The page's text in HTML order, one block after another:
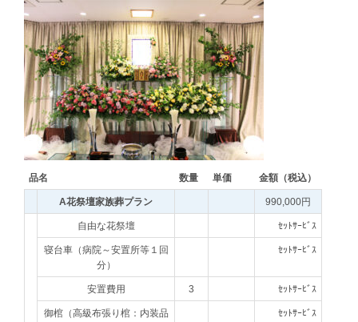
品名 数量 単価 金額（税込）
A花祭壇家族葬プラン 990,000円
自由な花祭壇 ｾｯﾄｻｰﾋﾞｽ
寝台車（病院～安置所等１回
分）
ｾｯﾄｻｰﾋﾞｽ
安置費用 3 ｾｯﾄｻｰﾋﾞｽ
御棺（高級布張り棺：内装品
ｾｯﾄｻｰﾋﾞｽ